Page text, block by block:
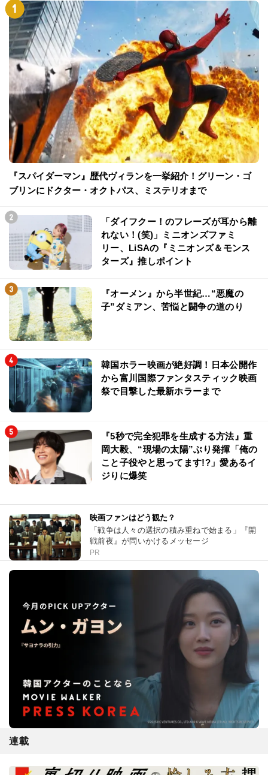
『スパイダーマン』歴代ヴィランを一挙紹介！グリーン・ゴ
ブリンにドクター・オクトパス、ミステリオまで
「ダイフクー！のフレーズが耳から離
れない！(笑)」ミニオンズファミ
リー、LiSAの『ミニオンズ＆モンス
ターズ』推しポイント
『オーメン』から半世紀…“悪魔の
子”ダミアン、苦悩と闘争の道のり
韓国ホラー映画が絶好調！日本公開作
から富川国際ファンタスティック映画
祭で目撃した最新ホラーまで
『5秒で完全犯罪を生成する方法』重
岡大毅、“現場の太陽”ぶり発揮「俺の
こと子役やと思ってます!?」愛あるイ
ジりに爆笑
映画ファンはどう観た？
「戦争は人々の選択の積み重ねで始まる」『開
戦前夜』が問いかけるメッセージ
PR
連載